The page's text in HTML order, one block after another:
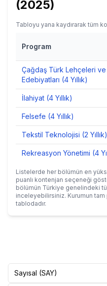
(2025)
Tabloyu yana kaydırarak tüm
Program
Çağdaş Türk Lehçeleri ve
Edebiyatları (4 Yıllık)
İlahiyat (4 Yıllık)
Felsefe (4 Yıllık)
Tekstil Teknolojisi (2 Yıllık)
Rekreasyon Yönetimi (4
Listelerde her bölümün en
puanlı kontenjan seçeneği
bölümün Türkiye genelindeki
inceleyebilirsiniz. Kurumun tam
tablodadır.
Sayısal (SAY)